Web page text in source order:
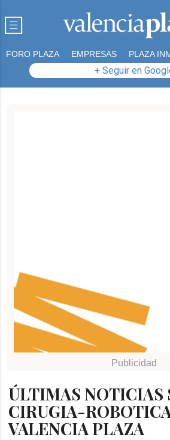
FORO PLAZA EMPRESAS PLAZA
+ Seguir en
ÚLTIMAS NOTICIAS
CIRUGIA-
VALENCIA PLAZA